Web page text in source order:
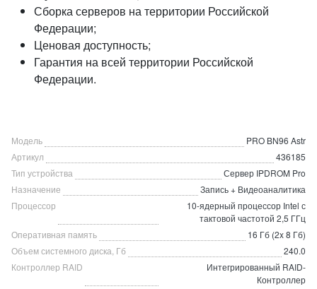
Сборка серверов на территории Российской
Федерации;
Ценовая доступность;
Гарантия на всей территории Российской
Федерации.
Модель
PRO BN96 Astr
Артикул
436185
Тип устройства
Сервер IPDROM Pro
Назначение
Запись + Видеоаналитика
Процессор
10-ядерный процессор Intel с
тактовой частотой 2,5 ГГц
Оперативная память
16 Гб (2x 8 Гб)
Объем системного диска, Гб
240.0
Контроллер RAID
Интегрированный RAID-
Контроллер